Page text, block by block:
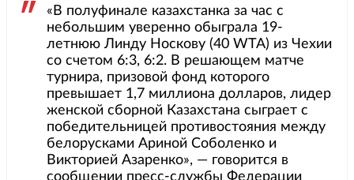
«В полуфинале казахстанка за час с
небольшим уверенно обыграла 19-
летнюю Линду Носкову (40 WTA) из Чехии
со счетом 6:3, 6:2. В решающем матче
турнира, призовой фонд которого
превышает 1,7 миллиона долларов, лидер
женской сборной Казахстана сыграет с
победительницей противостояния между
белорусками Ариной Соболенко и
Викторией Азаренко», — говорится в
сообщении пресс-службы Федерации